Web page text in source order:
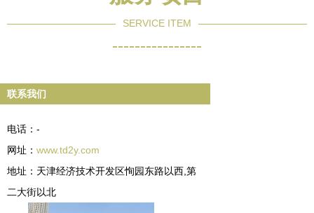
SERVICE ITEM
----------------
联系我们
电话：-
网址： www.td2y.com
地址：天津经济技术开发区恂园东路以西,第
二大街以北